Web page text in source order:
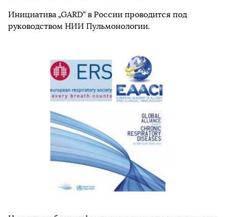
Инициатива „GARD“ в России проводится под
руководством НИИ Пульмонологии.